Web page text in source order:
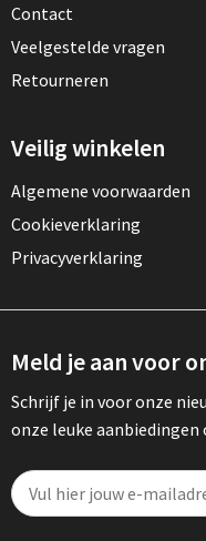
Contact
Veelgestelde vragen
Retourneren
Veilig winkelen
Algemene voorwaarden
Cookieverklaring
Privacyverklaring
Meld je aan voor
Schrijf je in voor onze
onze leuke aanbiedingen